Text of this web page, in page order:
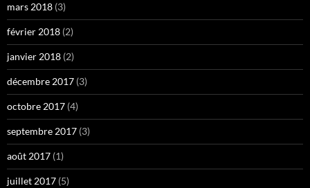
mars 2018 (3)
février 2018 (2)
janvier 2018 (2)
décembre 2017 (3)
octobre 2017 (4)
septembre 2017 (3)
août 2017 (1)
juillet 2017 (5)